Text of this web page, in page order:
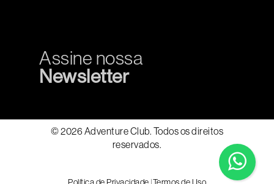
Assine nossa
Newsletter
© 2026 Adventure Club. Todos os direitos
reservados.
Política de Privacidade |Termos de Uso